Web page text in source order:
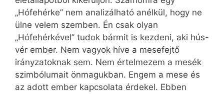
„Hófehérke” nem analizálható anélkül, hogy ne
ülne velem szemben. Én csak olyan
„Hófehérkével” tudok bármit is kezdeni, aki hús-
vér ember. Nem vagyok híve a mesefejtő
irányzatoknak sem. Nem értelmezem a mesék
szimbólumait önmagukban. Engem a mese és
az adott ember kapcsolata érdekel. Ebben